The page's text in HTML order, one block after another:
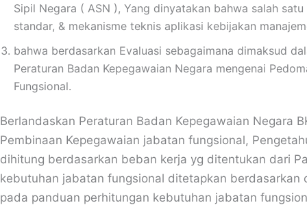
Sipil Negara ( ASN ), Yang dinyatakan bahwa salah
standar, & mekanisme teknis aplikasi kebijakan
bahwa berdasarkan Evaluasi sebagaimana dimaksud
Peraturan Badan Kepegawaian Negara mengenai
Fungsional.
Berlandaskan Peraturan Badan Kepegawaian Negara
Pembinaan Kepegawaian jabatan fungsional,
dihitung berdasarkan beban kerja yg ditentukan dari
kebutuhan jabatan fungsional ditetapkan berdasarkan
pada panduan perhitungan kebutuhan jabatan